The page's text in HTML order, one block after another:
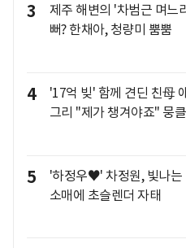
3
제주 해변의 '차범근 며느
뻐? 한채아, 청량미 뿜뿜
4
'17억 빚' 함께 견딘 친母
그리 "제가 챙겨야죠" 뭉클
5
'하정우♥' 차정원, 빛나
소매에 초슬렌더 자태